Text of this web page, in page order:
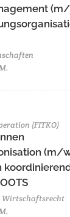
(FITKO)
(m/